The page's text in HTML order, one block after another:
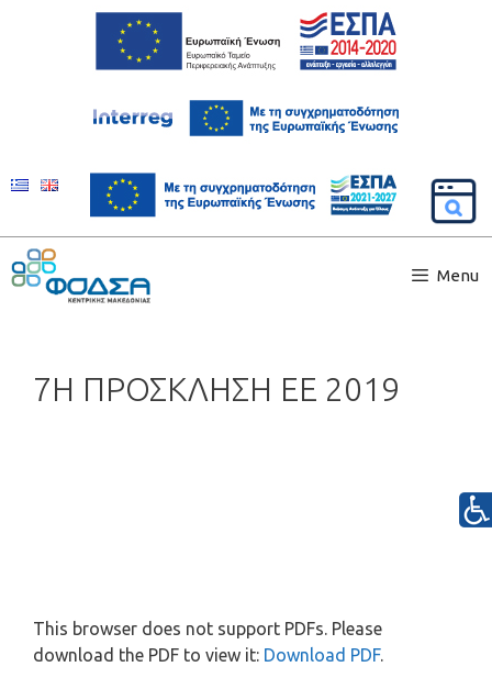
Menu
7Η ΠΡΟΣΚΛΗΣΗ ΕΕ 2019
This browser does not support PDFs. Please
download the PDF to view it: Download PDF.